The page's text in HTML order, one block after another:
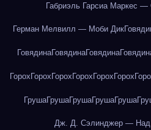
Габриэль Гарсиа Маркес —
Герман Мелвилл — Моби Дик
ГовядинаГовядинаГовядина
Горох Горох Горох Горох Горох Горох
ГрушаГрушаГрушаГрушаГруша
Дж. Д. Сэлинджер — Над